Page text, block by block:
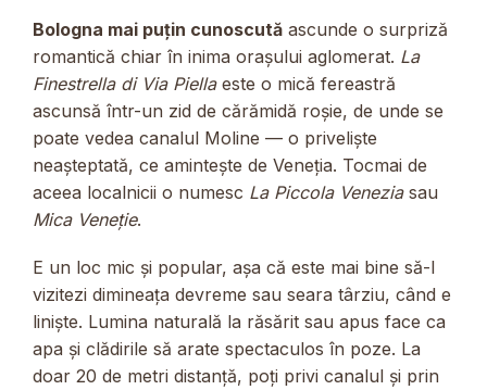
Bologna mai puțin cunoscută ascunde o surpriză
romantică chiar în inima orașului aglomerat. La
Finestrella di Via Piellaeste o mică fereastră
ascunsă într-un zid de cărămidă roșie, de unde se
poate vedea canalul Moline — o priveliște
neașteptată, ce amintește de Veneția. Tocmai de
aceea localnicii o numesc La Piccola Veneziasau
Mica Veneție.
E un loc mic și popular, așa că este mai bine să-l
vizitezi dimineața devreme sau seara târziu, când e
liniște. Lumina naturală la răsărit sau apus face ca
apa și clădirile să arate spectaculos în poze. La
doar 20 de metri distanță, poți privi canalul și prin